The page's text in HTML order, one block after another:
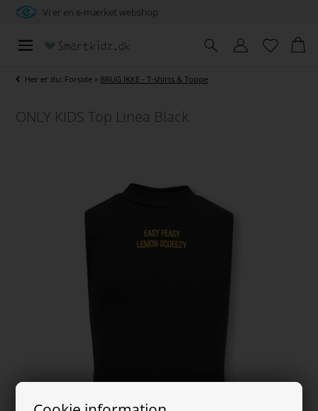
Vi er en e-mærket webshop
Her er du: Forside » BRUG IKKE - T-shirts & Toppe
ONLY KIDS Top Linea Black